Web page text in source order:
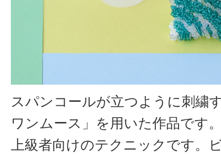
スパンコールが立つように刺繍
ワンムース」を用いた作品です
上級者向けのテクニックです。